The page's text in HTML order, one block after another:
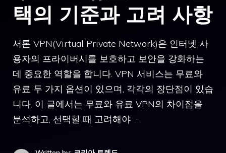
택의 기준과 고려 사항
서론 VPN(Virtual Private Network)은 인터넷 사
용자의 프라이버시를 보호하고 보안을 강화하는
데 중요한 역할을 합니다. VPN 서비스는 무료와
유료 두 가지 옵션이 있으며, 각각의 장단점이 있습
니다. 이 글에서는 무료와 유료 VPN의 차이점을
분석하고, 선택할 때 고려해야 …